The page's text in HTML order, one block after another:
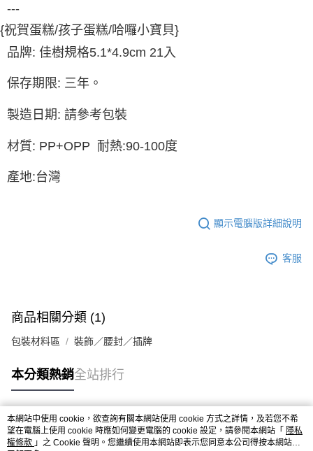
權轉讓予恩沛科技股份有限公司。
２．關於個人資料處理事宜，請瀏覽以下網址：
https://aftee.tw/terms/#terms3
３．未成年的使用者請事先徵得法定代理人或監護人之同意方可使用
「AFTEE先享後付」，若未經同意申辦者引起之損失，本公司不負相關責
４．使用「AFTEE先享後付」時，將依據個別帳號之用戶狀況，依本公司即
請求用戶進行身份認證。
５．嚴禁一人註冊多個帳號或使用他人資訊註冊。若發現惡意使用之情形，
每筆NT$90，滿NT$990(含以上)免運費
宅配-新竹物流
每筆NT$150，滿NT$2,000(含以上)免運費
離島客戶-中華郵政
---
{祝賀蛋糕/孩子蛋糕/哈囉小寶貝}
品牌: 佳樹規格5.1*4.9cm 21入
保存期限: 三年。
製造日期: 請參考包裝
材質: PP+OPP 耐熱:90-100度
產地:台灣
顯示電腦版詳細說明
客服
商品相關分類 (1)
包裝材料區 裝飾／腰封／插牌
本分類熱銷全站排行
熱門標籤
本網站中使用 cookie，欲查詢有關本網站使用 cookie 方式之詳情，及若您不希
望在電腦上使用 cookie 時應如何變更電腦的 cookie 設定，請參閱本網站「 隱私
權條款 」之 Cookie 聲明。您繼續使用本網站即表示您同意本公司得按本網站使